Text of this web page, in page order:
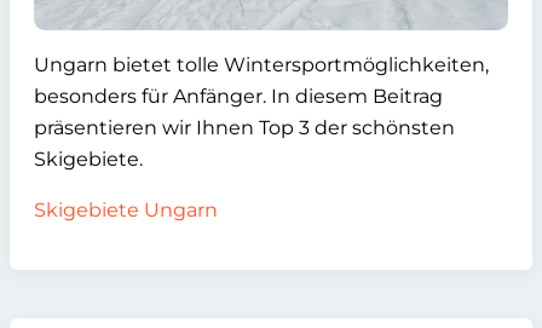
Ungarn bietet tolle Wintersportmöglichkeiten,
besonders für Anfänger. In diesem Beitrag
präsentieren wir Ihnen Top 3 der schönsten
Skigebiete.
Skigebiete Ungarn